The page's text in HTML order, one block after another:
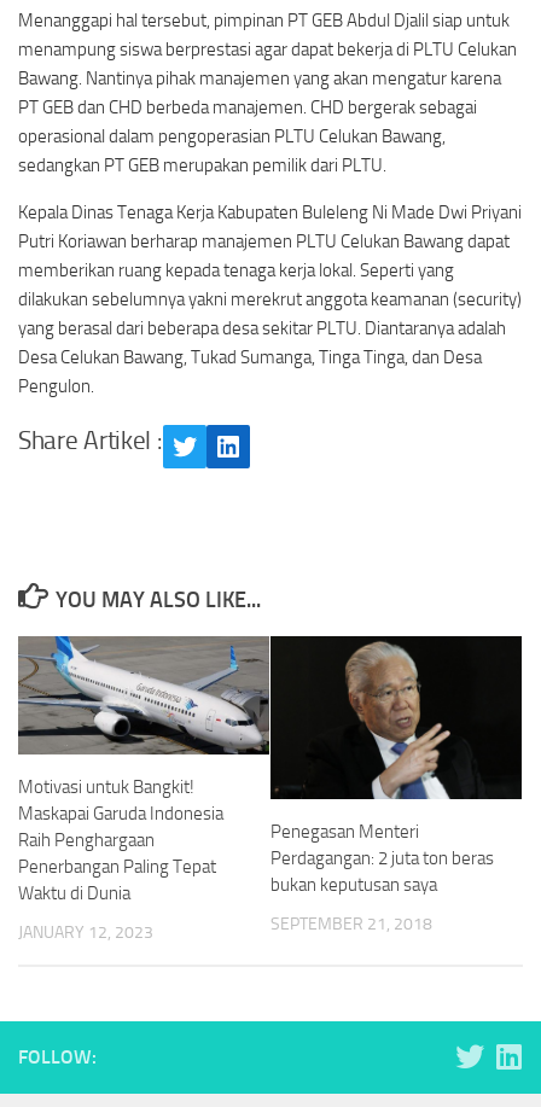
Menanggapi hal tersebut, pimpinan PT GEB Abdul Djalil siap untuk
menampung siswa berprestasi agar dapat bekerja di PLTU Celukan
Bawang. Nantinya pihak manajemen yang akan mengatur karena
PT GEB dan CHD berbeda manajemen. CHD bergerak sebagai
operasional dalam pengoperasian PLTU Celukan Bawang,
sedangkan PT GEB merupakan pemilik dari PLTU.
Kepala Dinas Tenaga Kerja Kabupaten Buleleng Ni Made Dwi Priyani
Putri Koriawan berharap manajemen PLTU Celukan Bawang dapat
memberikan ruang kepada tenaga kerja lokal. Seperti yang
dilakukan sebelumnya yakni merekrut anggota keamanan (security)
yang berasal dari beberapa desa sekitar PLTU. Diantaranya adalah
Desa Celukan Bawang, Tukad Sumanga, Tinga Tinga, dan Desa
Pengulon.
Share Artikel :
TwitterLinkedIn
YOU MAY ALSO LIKE...
Motivasi untuk Bangkit!
Maskapai Garuda Indonesia
Raih Penghargaan
Penerbangan Paling Tepat
Waktu di Dunia
JANUARY 12, 2023
Penegasan Menteri
Perdagangan: 2 juta ton beras
bukan keputusan saya
SEPTEMBER 21, 2018
FOLLOW: